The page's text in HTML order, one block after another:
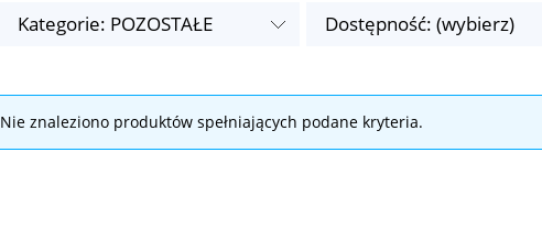
Kategorie: POZOSTAŁE Dostępność: (wybierz)
Nie znaleziono produktów spełniających podane kryteria.